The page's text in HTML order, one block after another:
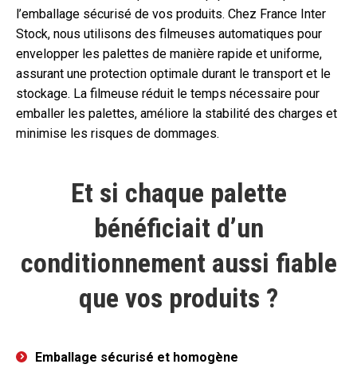
l’emballage sécurisé de vos produits. Chez France Inter
Stock, nous utilisons des filmeuses automatiques pour
envelopper les palettes de manière rapide et uniforme,
assurant une protection optimale durant le transport et le
stockage. La filmeuse réduit le temps nécessaire pour
emballer les palettes, améliore la stabilité des charges et
minimise les risques de dommages.
Et si chaque palette
bénéficiait d’un
conditionnement aussi fiable
que vos produits ?
Emballage sécurisé et homogène